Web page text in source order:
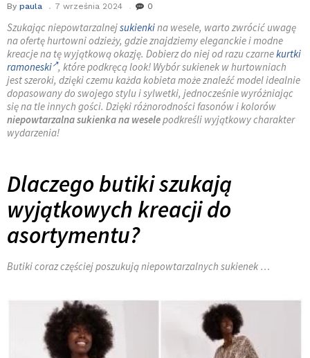
By paula 7 września 2024 0
Szukając niepowtarzalnejsukienkina wesele, warto zwrócić uwagę
na ofertę hurtowni odzieży, gdzie znajdziemy eleganckie i modne
kreacje na tę wyjątkową okazję. Dobierz do niej od razu czarnekurtki
ramoneski , które podkręcą look! Wybór sukienek w hurtowniach
jest szeroki, dzięki czemu każda kobieta może znaleźć model idealnie
dopasowany do swojego stylu i sylwetki, jednocześnie wyróżniając
się na tle innych gości. Dzięki różnorodności fasonów i kolorów
niepowtarzalna sukienka na weselepodkreśli wyjątkowy charakter
wydarzenia!
Dlaczego butiki szukają
wyjątkowych kreacji do
asortymentu?
Butiki coraz częściej poszukują niepowtarzalnych sukienek …